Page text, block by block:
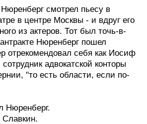
Нюренберг смотрел пьесу в
в центре Москвы - и вдруг его
из актеров. Тот был точь-в-
Нюренберг пошел
отрекомендовал себя как Иосиф
адвокатской конторы
"то есть области, если по-
Нюренберг.
Славкин.